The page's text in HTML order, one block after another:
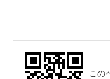
この